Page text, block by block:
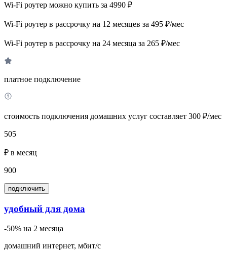
Wi-Fi роутер можно купить за 4990 ₽
Wi-Fi роутер в рассрочку на 12 месяцев за 495 ₽/мес
Wi-Fi роутер в рассрочку на 24 месяца за 265 ₽/мес
платное подключение
стоимость подключения домашних услуг составляет 300 ₽/мес
505
₽ в месяц
900
подключить
удобный для дома
-50% на 2 месяца
домашний интернет, мбит/с